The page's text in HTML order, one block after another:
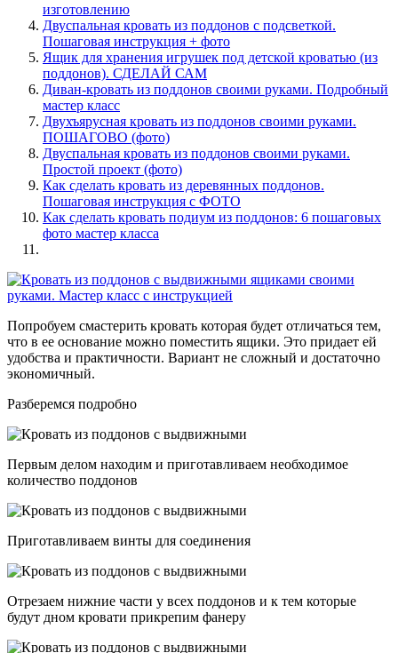
изготовлению
Двуспальная кровать из поддонов с подсветкой.
Пошаговая инструкция + фото
Ящик для хранения игрушек под детской кроватью (из
поддонов). СДЕЛАЙ САМ
Диван-кровать из поддонов своими руками. Подробный
мастер класс
Двухъярусная кровать из поддонов своими руками.
ПОШАГОВО (фото)
Двуспальная кровать из поддонов своими руками.
Простой проект (фото)
Как сделать кровать из деревянных поддонов.
Пошаговая инструкция с ФОТО
Как сделать кровать подиум из поддонов: 6 пошаговых
фото мастер класса
Попробуем смастерить кровать которая будет отличаться тем,
что в ее основание можно поместить ящики. Это придает ей
удобства и практичности. Вариант не сложный и достаточно
экономичный.
Разберемся подробно
Первым делом находим и приготавливаем необходимое
количество поддонов
Приготавливаем винты для соединения
Отрезаем нижние части у всех поддонов и к тем которые
будут дном кровати прикрепим фанеру